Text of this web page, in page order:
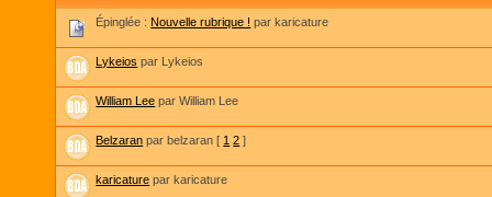
Épinglée : Nouvelle rubrique ! par karicature
Lykeios par Lykeios
William Lee par William Lee
Belzaran par belzaran [ 1 2 ]
karicature par karicature